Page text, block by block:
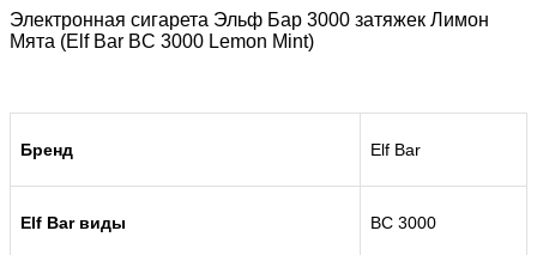
Электронная сигарета Эльф Бар 3000 затяжек Лимон
Мята (Elf Bar BC 3000 Lemon Mint)
Бренд Elf Bar
Elf Bar виды BC 3000